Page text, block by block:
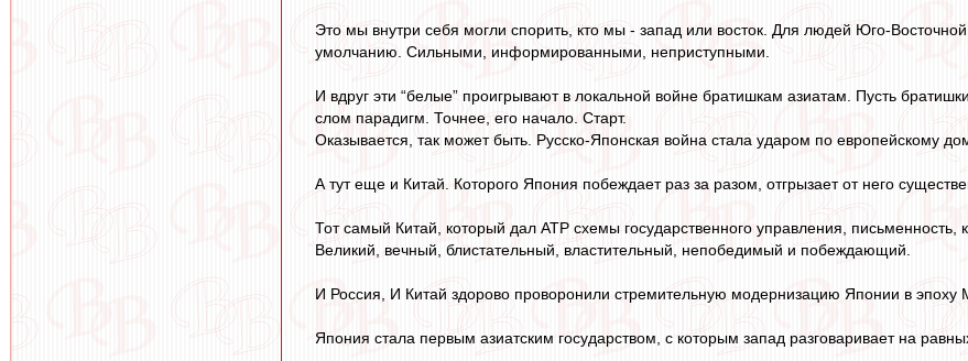
Это мы внутри себя могли спорить, кто мы - запад или восток. Для людей Юго-
умолчанию. Сильными, информированными, неприступными.
И вдруг эти “белые” проигрывают в локальной войне братишкам азиатам. Пусть
слом парадигм. Точнее, его начало. Старт.
Оказывается, так может быть. Русско-Японская война стала ударом по европейскому
А тут еще и Китай. Которого Япония побеждает раз за разом, отгрызает от него
Тот самый Китай, который дал АТР схемы государственного управления, письменность,
Великий, вечный, блистательный, властительный, непобедимый и побеждающий.
И Россия, И Китай здорово проворонили стремительную модернизацию Японии в эпоху
Япония стала первым азиатским государством, с которым запад разговаривает на